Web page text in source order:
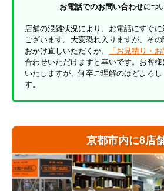
京都市内に8店
お電話でのお問い合わせにつ
店舗の混雑状況により、お電話にすぐ
ございます。大変恐れ入りますが、そ
おかけ直しいただくか、
「お見積り・お
合わせいただけますと幸いです。お客
いたしますが、何卒ご理解のほどよろ
す。